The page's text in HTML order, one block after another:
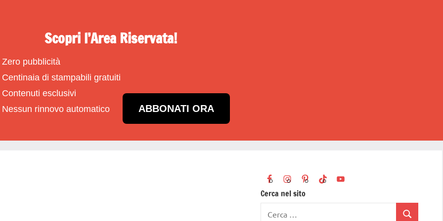
Scopri l’Area Riservata!
Zero pubblicità
Centinaia di stampabili gratuiti
Contenuti esclusivi
Nessun rinnovo automatico
ABBONATI ORA
Cerca nel sito